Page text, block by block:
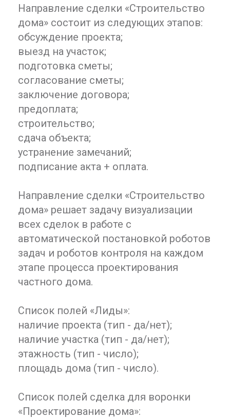
Направление сделки «Строительство
дома» состоит из следующих этапов:
обсуждение проекта;
выезд на участок;
подготовка сметы;
согласование сметы;
заключение договора;
предоплата;
строительство;
сдача объекта;
устранение замечаний;
подписание акта + оплата.
Направление сделки «Строительство
дома» решает задачу визуализации
всех сделок в работе с
автоматической постановкой роботов
задач и роботов контроля на каждом
этапе процесса проектирования
частного дома.
Список полей «Лиды»:
наличие проекта (тип - да/нет);
наличие участка (тип - да/нет);
этажность (тип - число);
площадь дома (тип - число).
Список полей сделка для воронки
«Проектирование дома»: